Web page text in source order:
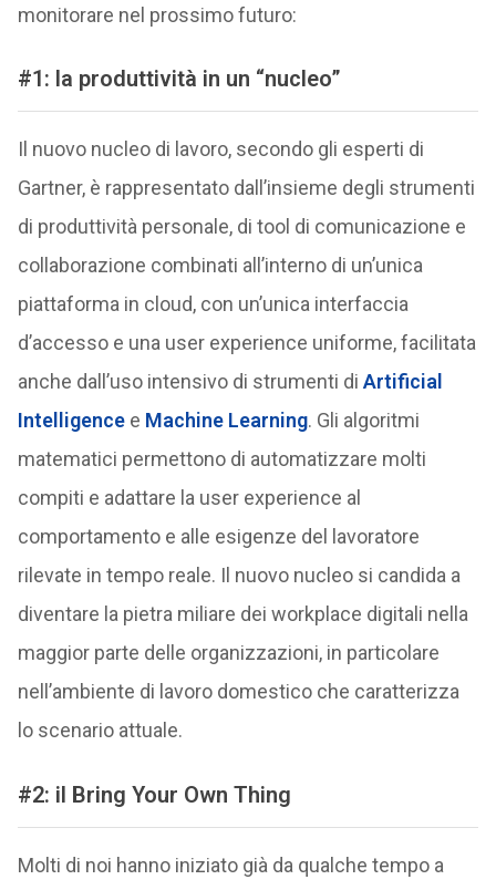
monitorare nel prossimo futuro:
#1: la produttività in un “nucleo”
Il nuovo nucleo di lavoro, secondo gli esperti di
Gartner, è rappresentato dall’insieme degli strumenti
di produttività personale, di tool di comunicazione e
collaborazione combinati all’interno di un’unica
piattaforma in cloud, con un’unica interfaccia
d’accesso e una user experience uniforme, facilitata
anche dall’uso intensivo di strumenti di Artificial
Intelligencee Machine Learning. Gli algoritmi
matematici permettono di automatizzare molti
compiti e adattare la user experience al
comportamento e alle esigenze del lavoratore
rilevate in tempo reale. Il nuovo nucleo si candida a
diventare la pietra miliare dei workplace digitali nella
maggior parte delle organizzazioni, in particolare
nell’ambiente di lavoro domestico che caratterizza
lo scenario attuale.
#2: il Bring Your Own Thing
Molti di noi hanno iniziato già da qualche tempo a